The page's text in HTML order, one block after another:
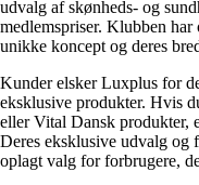
udvalg af skønheds- og
medlemspriser. Klubben har
unikke koncept og deres
Kunder elsker Luxplus for
eksklusive produkter. Hvis
eller Vital Dansk produkter,
Deres eksklusive udvalg og
oplagt valg for forbrugere,